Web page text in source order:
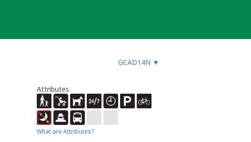
GCAD14N ▼
Attributes
What are Attributes?